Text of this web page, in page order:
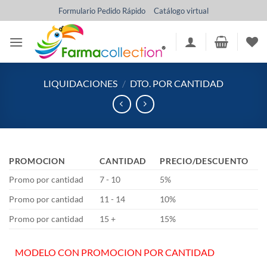
al
contenido
Formulario Pedido Rápido Catálogo virtual
LIQUIDACIONES / DTO. POR CANTIDAD
PROMOCION CANTIDAD
PRECIO/DESCUENTO
Promo por cantidad
7 - 10
5%
Promo por cantidad
11 - 14
10%
Promo por cantidad
15 + 15%
MODELO CON PROMOCION POR CANTIDAD